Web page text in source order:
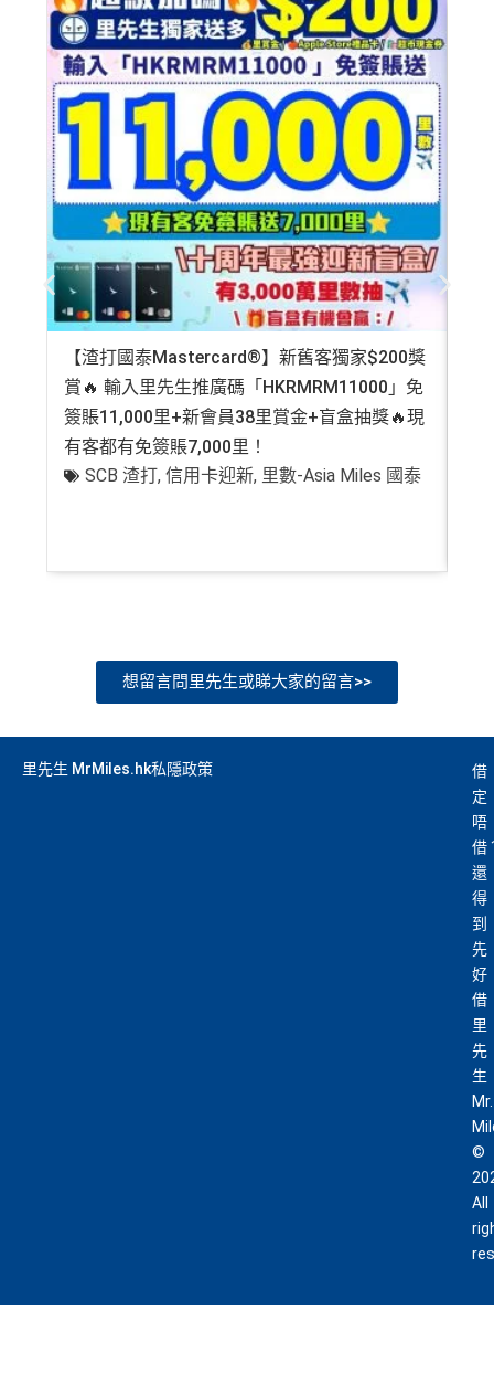
【渣打國泰Mastercard®】新舊客獨家$200獎
賞🔥 輸入里先生推廣碼「HKRMRM11000」免
簽賬11,000里+新會員38里賞金+盲盒抽獎🔥現
有客都有免簽賬7,000里！
SCB 渣打,信用卡迎新, 里數-Asia Miles 國泰
想留言問里先生或睇大家的留言>>
里先生 MrMiles.hk私隱政策
借
定
唔
借
還
得
到
先
好
借
里
先
生
Mr.
©
All